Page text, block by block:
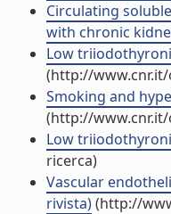
Circulating
with chronic
Low
(http://
Smoking and
(http://
Low
ricerca)
Vascular
rivista)(http://